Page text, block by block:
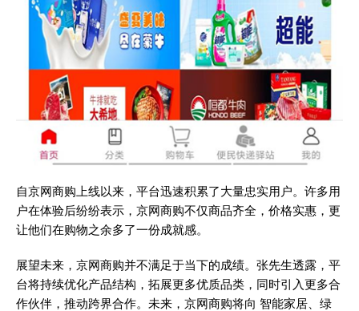
自京网商购上线以来，平台迅速积累了大量忠实用户。许多用
户在体验后纷纷表示，京网商购不仅商品齐全，价格实惠，更
让他们在购物之余多了一份成就感。
展望未来，京网商购并不满足于当下的成绩。张先生透露，平
台将持续优化产品结构，拓展更多优质品类，同时引入更多合
作伙伴，推动跨界合作。未来，京网商购将向 智能家居、绿